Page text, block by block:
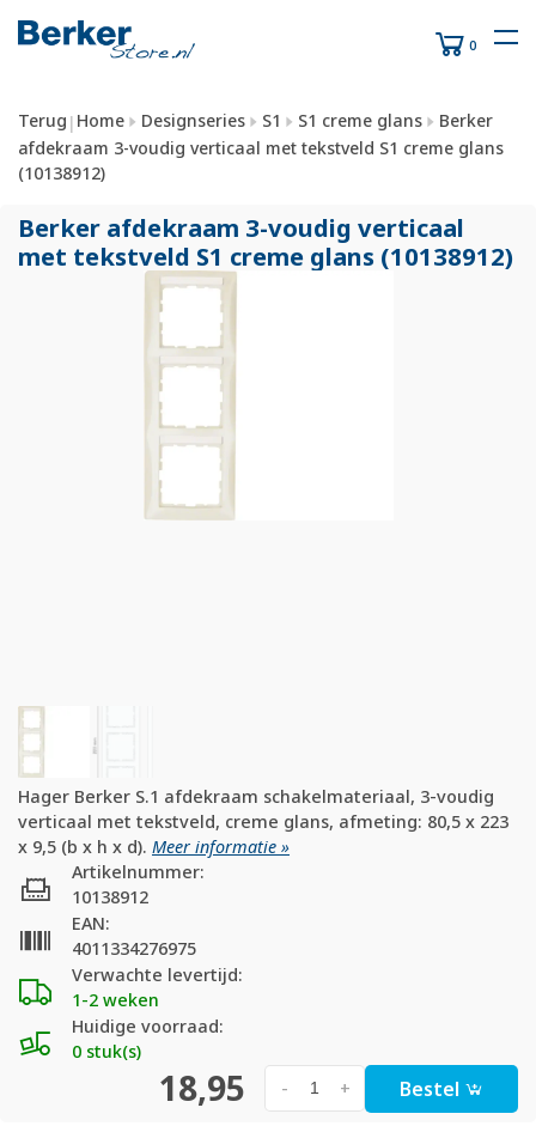
0
Terug | Home Designseries S1 S1 creme glans
Berker
afdekraam 3-voudig verticaal met tekstveld S1 creme glans
(10138912)
Berker afdekraam 3-voudig verticaal
met tekstveld S1 creme glans (10138912)
Hager Berker S.1 afdekraam schakelmateriaal, 3-voudig
verticaal met tekstveld, creme glans, afmeting: 80,5 x 223
x 9,5 (b x h x d). Meer informatie »
Verwachte levertijd:
1-2 weken
Huidige voorraad:
0 stuk(s)
Artikelnummer:
10138912
EAN:
4011334276975
18,95 +
- Bestel